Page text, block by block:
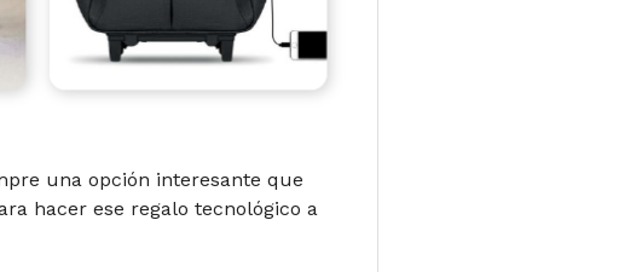
una opción interesante que
hacer ese regalo tecnológico a